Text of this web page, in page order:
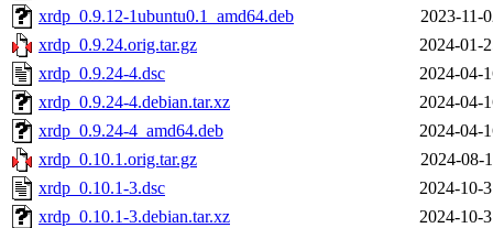
xrdp_0.9.12-1ubuntu0.1_amd64.deb
2023-11-
xrdp_0.9.24.orig.tar.gz
2024-01-
xrdp_0.9.24-4.dsc
2024-04-
xrdp_0.9.24-4.debian.tar.xz
2024-04-
xrdp_0.9.24-4_amd64.deb
2024-04-
xrdp_0.10.1.orig.tar.gz
2024-08-
xrdp_0.10.1-3.dsc
2024-10-
xrdp_0.10.1-3.debian.tar.xz
2024-10-